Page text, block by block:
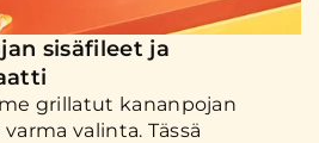
sisäfileet ja
grillatut kananpojan
valinta. Tässä